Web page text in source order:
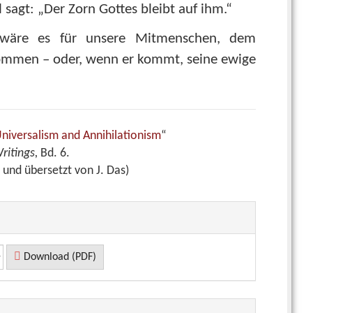
„Der Zorn Gottes bleibt auf ihm.“
es für unsere Mitmenschen, dem
– oder, wenn er kommt, seine ewige
and Annihilationism“
Bd. 6.
übersetzt von J. Das)
Download (PDF)